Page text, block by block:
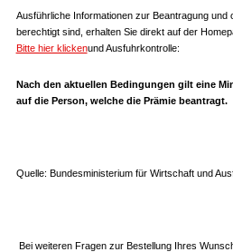
Ausführliche Informationen zur Beantragung und
berechtigt sind, erhalten Sie direkt auf der
und Ausfuhrkontrolle:
Bitte hier klicken
Nach den aktuellen Bedingungen gilt eine
auf die Person, welche die Prämie beantragt.
Quelle: Bundesministerium für Wirtschaft und
Bei weiteren Fragen zur Bestellung Ihres